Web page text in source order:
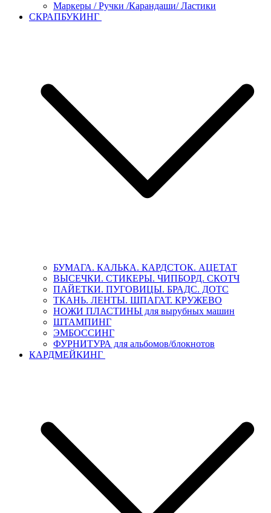
Маркеры / Ручки /Карандаши/ Ластики
СКРАПБУКИНГ
БУМАГА. КАЛЬКА. КАРДСТОК. АЦЕТАТ
ВЫСЕЧКИ. СТИКЕРЫ. ЧИПБОРД. СКОТЧ
ПАЙЕТКИ. ПУГОВИЦЫ. БРАДС. ДОТС
ТКАНЬ. ЛЕНТЫ. ШПАГАТ. КРУЖЕВО
НОЖИ ПЛАСТИНЫ для вырубных машин
ШТАМПИНГ
ЭМБОССИНГ
ФУРНИТУРА для альбомов/блокнотов
КАРДМЕЙКИНГ